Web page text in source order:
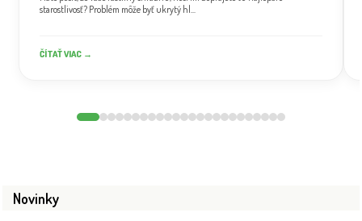
starostlivosť? Problém môže byť ukrytý hl...
ČÍTAŤ VIAC →
Novinky